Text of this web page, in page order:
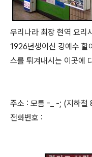
우리나라 최장 현역 요리
1926년생이신 강예수 할
스를 튀겨내시는 이곳에
주소 : 모름 -_ -; (지하철
전화번호 :